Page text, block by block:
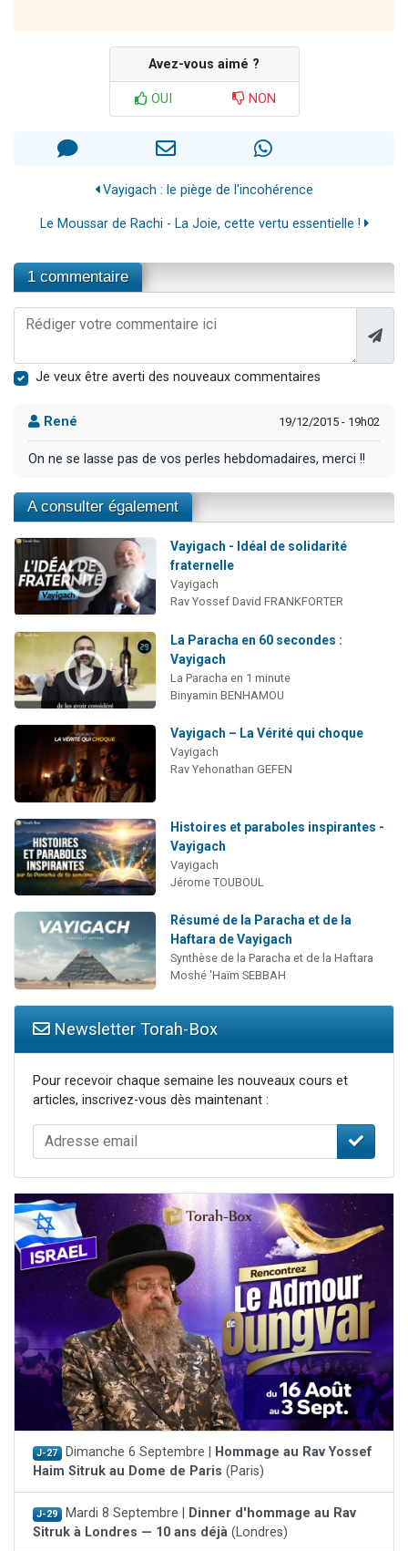
Avez-vous aimé ?
OUI NON
Vayigach : le piège de l'incohérence
Le Moussar de Rachi - La Joie, cette vertu essentielle !
1 commentaire
Je veux être averti des nouveaux commentaires
René 19/12/2015 - 19h02
On ne se lasse pas de vos perles hebdomadaires, merci !!
A consulter également
Vayigach - Idéal de solidarité
fraternelle
Vayigach
Rav Yossef David FRANKFORTER
La Paracha en 60 secondes :
Vayigach
La Paracha en 1 minute
Binyamin BENHAMOU
Vayigach – La Vérité qui choque
Vayigach
Rav Yehonathan GEFEN
Histoires et paraboles inspirantes -
Vayigach
Vayigach
Jérome TOUBOUL
Résumé de la Paracha et de la
Haftara de Vayigach
Synthèse de la Paracha et de la Haftara
Moshé 'Haïm SEBBAH
Newsletter Torah-Box
Pour recevoir chaque semaine les nouveaux cours et
articles, inscrivez-vous dès maintenant :
J-27 Dimanche 6 Septembre |
Hommage au Rav Yossef
Haim Sitruk au Dome de Paris (Paris)
J-29 Mardi 8 Septembre |
Dinner d'hommage au Rav
Sitruk à Londres — 10 ans déjà (Londres)